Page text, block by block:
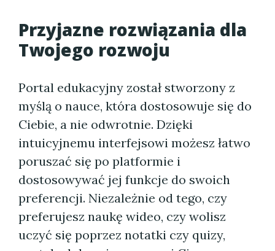
Przyjazne rozwiązania dla
Twojego rozwoju
Portal edukacyjny został stworzony z
myślą o nauce, która dostosowuje się do
Ciebie, a nie odwrotnie. Dzięki
intuicyjnemu interfejsowi możesz łatwo
poruszać się po platformie i
dostosowywać jej funkcje do swoich
preferencji. Niezależnie od tego, czy
preferujesz naukę wideo, czy wolisz
uczyć się poprzez notatki czy quizy,